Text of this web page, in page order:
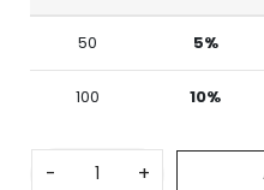
50 5%
100 10%
- +